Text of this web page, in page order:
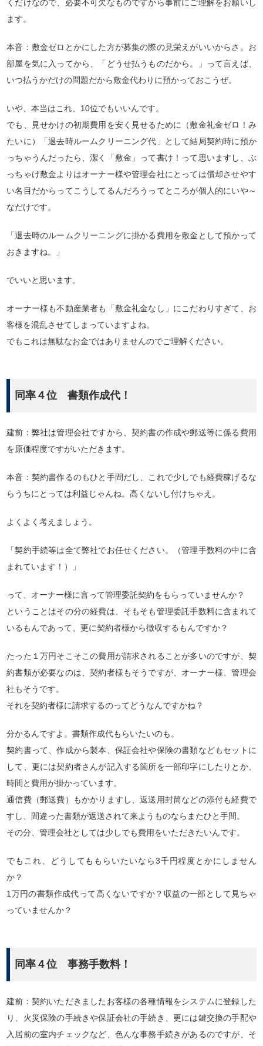
くだけなので、必要不可欠なものですから事前にご理解をお願いし
ます。
本音：敷金ゼロとかにした方が募集の際の見栄えがいいからさ。お
部屋を気に入ってから、「どうせ払うものだから。」って言えば、
いつ払うかだけの問題だから敷金代わりに預かっておこうぜ。
いや、本当はこれ、10位でもいいんです。
でも、見せかけの初期費用を安く見せるために（敷金礼金ゼロ！み
たいに）「退去時ルームクリーニング代」として結局契約時に預か
っちゃうんだったら、潔く「敷金」って書け！って思いますし、ぶ
っちゃけ敷金よりはオーナー様や管理会社にとっては償却させやす
い名目だからってこうしてるんだろうってところが個人的にいや～
なだけです。
「退去時のルームクリーニングに掛かる費用を敷金として預かって
おきますね。」
でいいと思います。
オーナー様も不動産業者も「敷金礼金なし」にこだわりすぎて、お
客様を混乱させてしまっていますよね。
でもこれは無駄なお金ではありませんのでご理解ください。
同率４位 書類作成代！
建前：弊社は管理会社ですから、契約書の作成や郵送等に係る費用
を原価程度ですがいただきます。
本音：契約書作るのもひと手間だし、これで少しでも経費稼げるな
らうちにとっては利益じゃんね。高くないし付けちゃえ。
よくよく考えましょう。
「契約手続等は全て弊社でお任せください。（管理手数料の中に含
まれています！）」
って、オーナー様に言って管理委託契約をもらっていませんか？
ということはその分の経費は、そもそも管理委託手数料に含まれて
いるもんであって、更に契約者様から徴収するもんですか？
たった１万円そこそこの費用が請求されることが多いのですが、契
約書類が必要なのは、契約者様もそうですが、オーナー様、管理会
社もそうです。
それを契約者様に請求するのってどうなんですかね？
分かるんですよ。書類作成代もらいたいのも。
契約書って、作成から製本、保証会社や保険の書類などもセットに
して、更には契約者さんが記入する箇所を一部印字にしたりとか、
時間と費用が掛かっています。
通信費（郵送費）もかかりますし、返送用封筒などの添付も経費で
すし、間違った書類が返送されて来ようものならまたひと手間。
その分、管理会社としては少しでも費用をいただきたいんです。
でもこれ、どうしてももらいたいなら3千円程度とかにしません
か？
1万円の書類作成代って高くないですか？収益の一部として見ちゃ
っていませんか？
同率４位 事務手数料！
建前：契約いただきましたお客様の各種情報をシステムに登録した
り、火災保険の手続きや保証会社の手続き、更には鍵交換の手配や
入居前の室内チェックなど、色んな事務手続きがあるのですが、そ